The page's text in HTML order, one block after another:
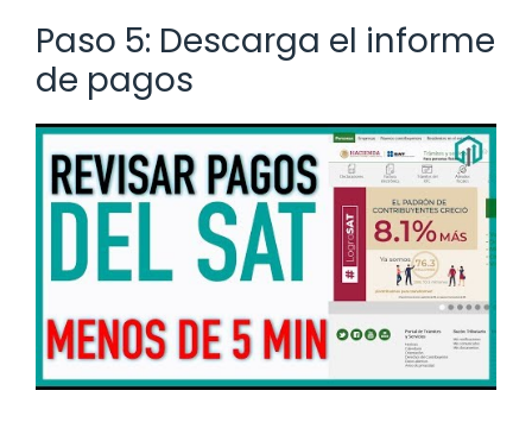
Paso 5: Descarga el informe
de pagos